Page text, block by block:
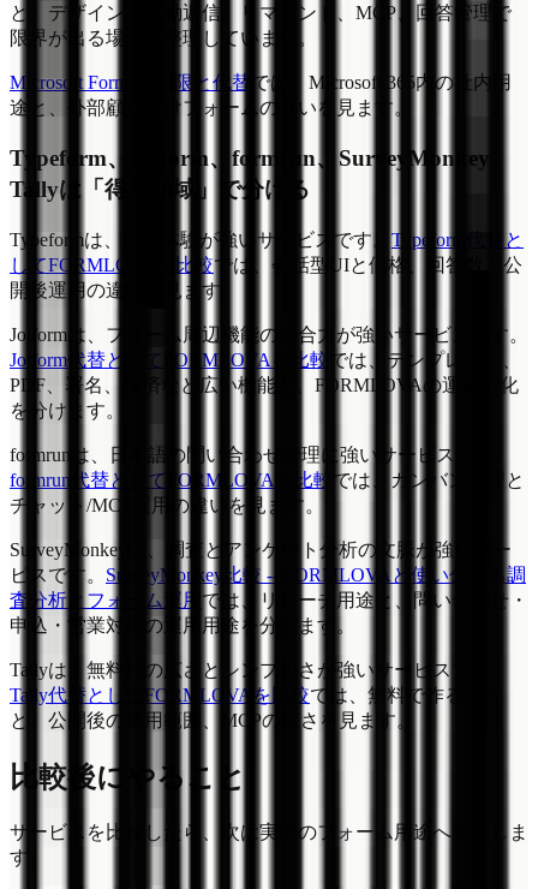
と、デザイン、自動返信、リマインド、MCP、回答管理で
限界が出る場面を整理しています。
Microsoft Formsの制限と代替 では、Microsoft 365内の社内用
途と、外部顧客向けフォームの違いを見ます。
Typeform、Jotform、formrun、SurveyMonkey、
Tallyは「得意領域」で分ける
Typeformは、回答体験が強いサービスです。 Typeform代替と
してFORMLOVAを比較では、会話型UIと価格、回答数、公
開後運用の違いを見ます。
Jotformは、フォーム周辺機能の総合力が強いサービスです。
Jotform代替としてFORMLOVAを比較 では、テンプレート、
PDF、署名、決済など広い機能と、FORMLOVAの運用特化
を分けます。
formrunは、日本語の問い合わせ管理に強いサービスです。
formrun代替としてFORMLOVAを比較 では、カンバン管理と
チャット/MCP運用の違いを見ます。
SurveyMonkeyは、調査とアンケート分析の文脈が強いサー
ビスです。 SurveyMonkey比較 -- FORMLOVAと使い分ける調
査分析とフォーム運用 では、リサーチ用途と、問い合わせ・
申込・営業対応の運用用途を分けます。
Tallyは、無料枠の広さとシンプルさが強いサービスです。
Tally代替としてFORMLOVAを比較では、無料で作る強さ
と、公開後の運用範囲、MCPの深さを見ます。
比較後にやること
サービスを比較したら、次は実際のフォーム用途へ落としま
す。